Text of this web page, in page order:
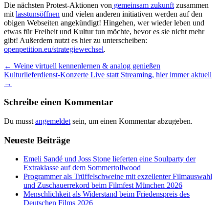
Die nächsten Protest-Aktionen von gemeinsam zukunft zusammen
mit lasstunsöffnen und vielen anderen initiativen werden auf den
obigen Webseiten angekündigt! Hingehen, wer wieder leben und
etwas für Freiheit und Kultur tun möchte, bevor es sie nicht mehr
gibt! Außerdem nutzt es hier zu unterscheiben:
openpetition.eu/strategiewechsel.
Beitrags-
Navigation
← Weine virtuell kennenlernen & analog genießen
Kulturlieferdienst-Konzerte Live statt Streaming, hier immer aktuell
→
Schreibe einen Kommentar
Du musst angemeldet sein, um einen Kommentar abzugeben.
Neueste Beiträge
Emeli Sandé und Joss Stone lieferten eine Soulparty der
Extraklasse auf dem Sommertollwood
Programmer als Trüffelschweine mit exzellenter Filmauswahl
und Zuschauerrekord beim Filmfest München 2026
Menschlichkeit als Widerstand beim Friedenspreis des
Deutschen Films 2026